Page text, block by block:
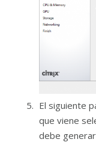
El siguiente
que viene
debe